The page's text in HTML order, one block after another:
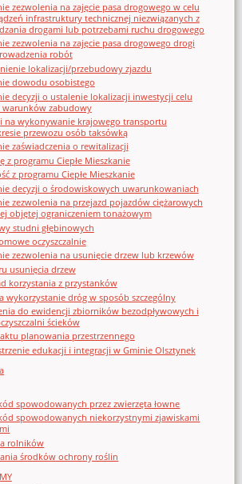
zezwolenia na zajęcie pasa drogowego w celu
infrastruktury technicznej niezwiązanych z
drogami lub potrzebami ruchu drogowego
zezwolenia na zajęcie pasa drogowego drogi
robót
lokalizacji/przebudowy zjazdu
dowodu osobistego
decyzji o ustalenie lokalizacji inwestycji celu
warunków zabudowy
na wykonywanie krajowego transportu
przewozu osób taksówką
zaświadczenia o rewitalizacji
z programu Ciepłe Mieszkanie
z programu Ciepłe Mieszkanie
decyzji o środowiskowych uwarunkowaniach
zezwolenia na przejazd pojazdów ciężarowych
objętej ograniczeniem tonażowym
studni głębinowych
oczyszczalnie
zezwolenia na usunięcie drzew lub krzewów
usunięcia drzew
korzystania z przystanków
wykorzystanie dróg w sposób szczególny
do ewidencji zbiorników bezodpływowych i
ścieków
planowania przestrzennego
edukacji i integracji w Gminie Olsztynek
spowodowanych przez zwierzęta łowne
spowodowanych niekorzystnymi zjawiskami
rolników
środków ochrony roślin